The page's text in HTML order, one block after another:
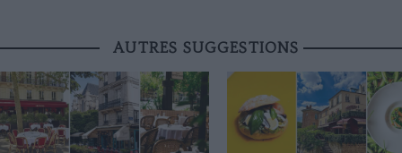
AUTRES SUGGESTIONS